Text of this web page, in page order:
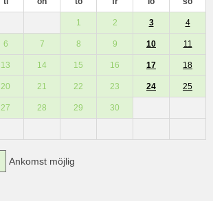
1 2 3 4
6 7 8 9 10 11
13 14 15 16 17 18
20 21 22 23 24 25
27 28 29 30
Ankomst möjlig